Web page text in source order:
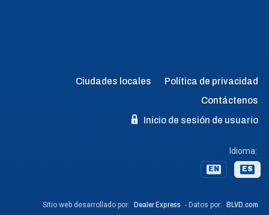
Ciudades locales
Política de privacidad
Contáctenos
Inicio de sesión de usuario
Idioma:
EN ES
Sitio web desarrollado por: Dealer Express - Datos por: BLVD.com